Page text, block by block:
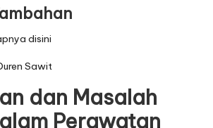
disini
dan Masalah
Perawatan